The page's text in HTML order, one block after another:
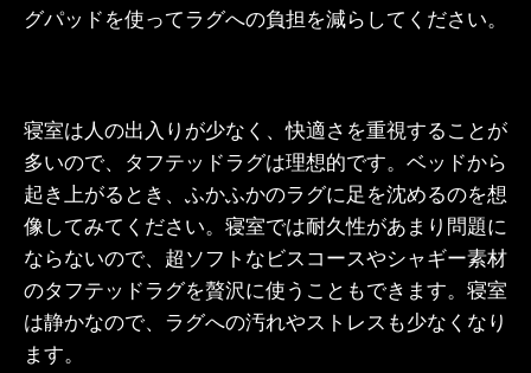
グパッドを使ってラグへの負担を減らしてください。
寝室は人の出入りが少なく、快適さを重視することが
多いので、タフテッドラグは理想的です。ベッドから
起き上がるとき、ふかふかのラグに足を沈めるのを想
像してみてください。寝室では耐久性があまり問題に
ならないので、超ソフトなビスコースやシャギー素材
のタフテッドラグを贅沢に使うこともできます。寝室
は静かなので、ラグへの汚れやストレスも少なくなり
ます。